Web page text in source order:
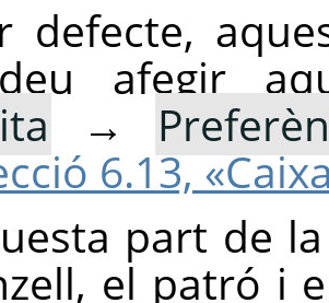
defecte,
afegir
→
6.13,
part de
el patró i